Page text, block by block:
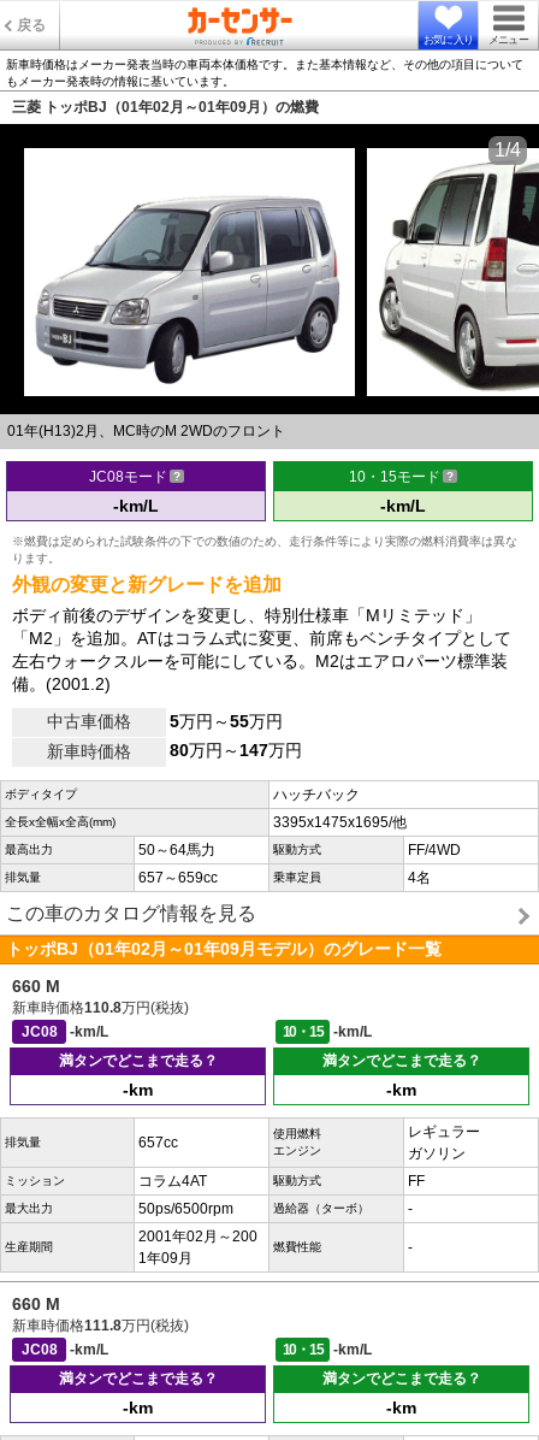
戻る
お気に入り メニュー
新車時価格はメーカー発表当時の車両本体価格です。また基本情報など、その他の項目について
もメーカー発表時の情報に基いています。
三菱 トッポBJ（01年02月～01年09月）の燃費
01年(H13)2月、MC時のM 2WDのフロント
1/4
JC08モード
-km/L
10・15モード
-km/L
※燃費は定められた試験条件の下での数値のため、走行条件等により実際の燃料消費率は異な
ります。
外観の変更と新グレードを追加
ボディ前後のデザインを変更し、特別仕様車「Mリミテッド」
「M2」を追加。ATはコラム式に変更、前席もベンチタイプとして
左右ウォークスルーを可能にしている。M2はエアロパーツ標準装
備。(2001.2)
中古車価格
5万円～55万円
新車時価格
80万円～147万円
ボディタイプ ハッチバック
全長x全幅x全高(mm) 3395x1475x1695/他
最高出力 50～64馬力 駆動方式 FF/4WD
排気量 657～659cc 乗車定員 4名
この車のカタログ情報を見る
トッポBJ（01年02月～01年09月モデル）のグレード一覧
660 M
新車時価格110.8万円(税抜)
JC08
-km/L 10・15
-km/L
満タンでどこまで走る？
-km
満タンでどこまで走る？
-km
排気量 657cc
使用燃料
エンジン
レギュラー
ガソリン
ミッション コラム4AT 駆動方式 FF
最大出力 50ps/6500rpm 過給器（ターボ） -
生産期間
2001年02月～200
1年09月
燃費性能 -
660 M
新車時価格111.8万円(税抜)
JC08
-km/L 10・15
-km/L
満タンでどこまで走る？
-km
満タンでどこまで走る？
-km